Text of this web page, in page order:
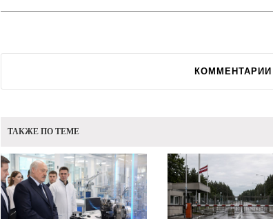
КОММЕНТАРИИ
ТАКЖЕ ПО ТЕМЕ